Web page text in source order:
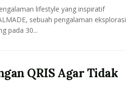
lifestyle yang inspiratif
sebuah pengalaman eksplorasi
pada 30...
QRIS Agar Tidak